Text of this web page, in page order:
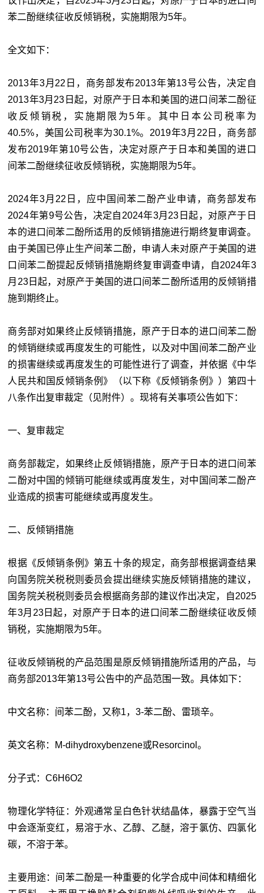
苯二酚继续征收反倾销税，实施期限为5年。
全文如下：
2013年3月22日，商务部发布2013年第13号公告，决定自
2013年3月23日起，对原产于日本和美国的进口间苯二酚征
收反倾销税，实施期限为5年。其中日本公司税率为
40.5%，美国公司税率为30.1%。2019年3月22日，商务部
发布2019年第10号公告，决定对原产于日本和美国的进口
间苯二酚继续征收反倾销税，实施期限为5年。
2024年3月22日，应中国间苯二酚产业申请，商务部发布
2024年第9号公告，决定自2024年3月23日起，对原产于日
本的进口间苯二酚所适用的反倾销措施进行期终复审调查。
由于美国已停止生产间苯二酚，申请人未对原产于美国的进
口间苯二酚提起反倾销措施期终复审调查申请，自2024年3
月23日起，对原产于美国的进口间苯二酚所适用的反倾销措
施到期终止。
商务部对如果终止反倾销措施，原产于日本的进口间苯二酚
的倾销继续或再度发生的可能性，以及对中国间苯二酚产业
的损害继续或再度发生的可能性进行了调查，并依据《中华
人民共和国反倾销条例》（以下称《反倾销条例》）第四十
八条作出复审裁定（见附件）。现将有关事项公告如下：
一、复审裁定
商务部裁定，如果终止反倾销措施，原产于日本的进口间苯
二酚对中国的倾销可能继续或再度发生，对中国间苯二酚产
业造成的损害可能继续或再度发生。
二、反倾销措施
根据《反倾销条例》第五十条的规定，商务部根据调查结果
向国务院关税税则委员会提出继续实施反倾销措施的建议，
国务院关税税则委员会根据商务部的建议作出决定，自2025
年3月23日起，对原产于日本的进口间苯二酚继续征收反倾
销税，实施期限为5年。
征收反倾销税的产品范围是原反倾销措施所适用的产品，与
商务部2013年第13号公告中的产品范围一致。具体如下：
中文名称：间苯二酚，又称1，3-苯二酚、雷琐辛。
英文名称：M-dihydroxybenzene或Resorcinol。
分子式：C6H6O2
物理化学特征：外观通常呈白色针状结晶体，暴露于空气当
中会逐渐变红，易溶于水、乙醇、乙醚，溶于氯仿、四氯化
碳，不溶于苯。
主要用途：间苯二酚是一种重要的化学合成中间体和精细化